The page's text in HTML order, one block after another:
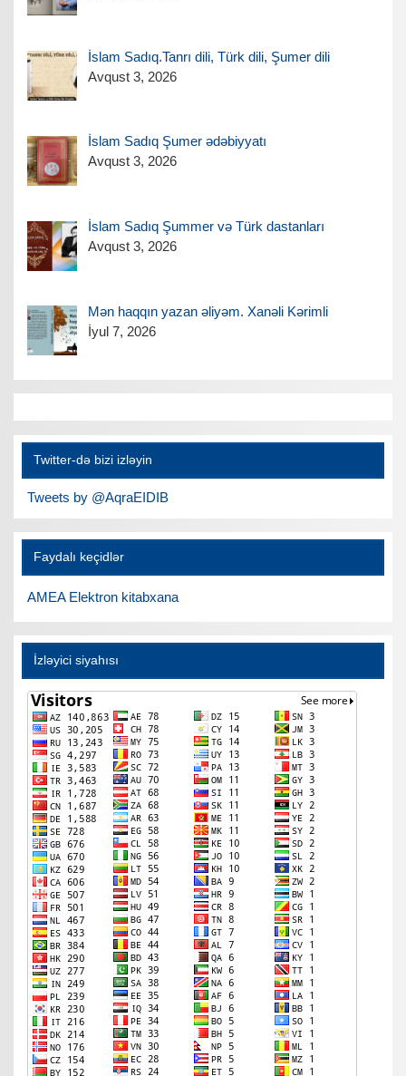
İslam Sadıq.Tanrı dili, Türk dili, Şumer dili
Avqust 3, 2026
İslam Sadıq Şumer ədəbiyyatı
Avqust 3, 2026
İslam Sadıq Şummer və Türk dastanları
Avqust 3, 2026
Mən haqqın yazan əliyəm. Xanəli Kərimli
İyul 7, 2026
Twitter-də bizi izləyin
Tweets by @AqraEIDIB
Faydalı keçidlər
AMEA Elektron kitabxana
İzləyici siyahısı